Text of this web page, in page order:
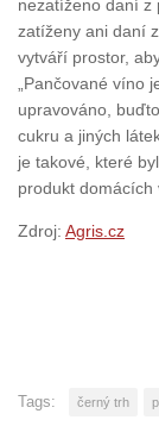
nezatíženo daní z
zatíženy ani daní
vytváří prostor,
„Pančované víno
upravováno,
cukru a jiných
je takové, které
produkt domácích
Zdroj: Agris.cz
Tags: černý trh